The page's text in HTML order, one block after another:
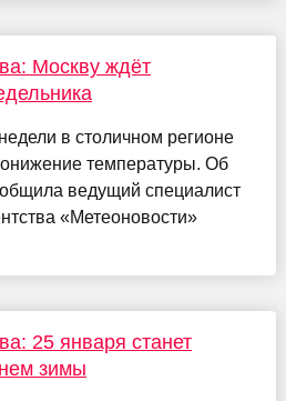
Москву ждёт
в столичном регионе
температуры. Об
ведущий специалист
«Метеоновости»
25 января станет
зимы